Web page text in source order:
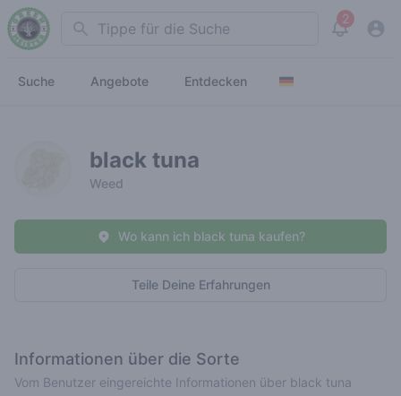
Search 2
View
Suche Angebote Entdecken
black tuna
Weed
Teile Deine Erfahrungen
Wo kann ich black tuna kaufen?
Informationen über die Sorte
Vom Benutzer eingereichte Informationen über black tuna